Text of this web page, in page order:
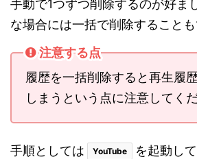
手動で1つずつ削除するのが好ま
な場合には一括で削除することも
注意する点
履歴を一括削除すると再生履
しまうという点に注意してくだ
手順としては YouTube を起動し